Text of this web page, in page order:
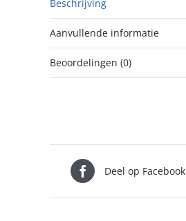
Beschrijving
Aanvullende informatie
Beoordelingen (0)
Deel op Facebook